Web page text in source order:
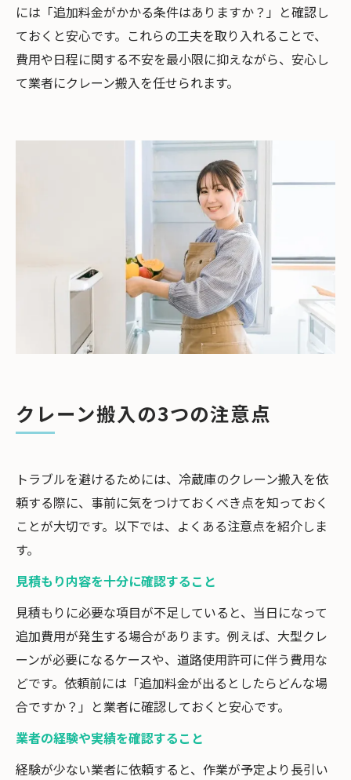
には「追加料金がかかる条件はありますか？」と確認し
ておくと安心です。これらの工夫を取り入れることで、
費用や日程に関する不安を最小限に抑えながら、安心し
て業者にクレーン搬入を任せられます。
クレーン搬入の3つの注意点
トラブルを避けるためには、冷蔵庫のクレーン搬入を依
頼する際に、事前に気をつけておくべき点を知っておく
ことが大切です。以下では、よくある注意点を紹介しま
す。
見積もり内容を十分に確認すること
見積もりに必要な項目が不足していると、当日になって
追加費用が発生する場合があります。例えば、大型クレ
ーンが必要になるケースや、道路使用許可に伴う費用な
どです。依頼前には「追加料金が出るとしたらどんな場
合ですか？」と業者に確認しておくと安心です。
業者の経験や実績を確認すること
経験が少ない業者に依頼すると、作業が予定より長引い